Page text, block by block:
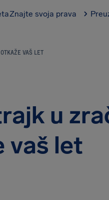
Znajte svoja prava
VAŠ LET
u
vaš let